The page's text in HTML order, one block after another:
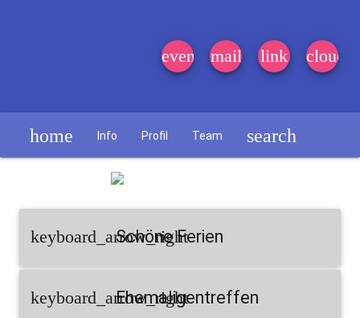
event_note
mail link cloud
home Info Profil Team search
keyboard_arrow_right
Schöne Ferien
keyboard_arrow_rightEhemaligentreffen